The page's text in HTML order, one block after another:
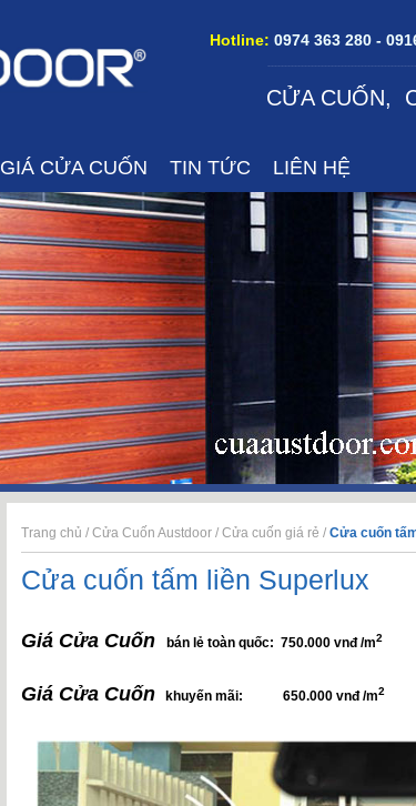
Hotline: 0974 363 280 -
CỬA CUỐN,
GIÁ CỬA CUỐN TIN TỨC LIÊN HỆ
Trang chủ / Cửa Cuốn Austdoor / Cửa cuốn giá rẻ / Cửa cuốn
Cửa cuốn tấm liền Superlux
Giá Cửa Cuốn bán lẻ toàn quốc: 750.000 vnđ /m2
Giá Cửa Cuốn khuyến mãi: 650.000 vnđ /m2